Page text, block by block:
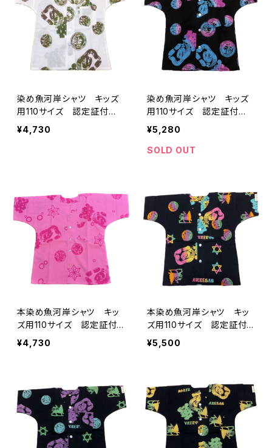
ちシャツ 焼津 浜通り
染め魚河岸シャツ キッズ
用110サイズ 認定証付
き 木綿晒 獅子柄 白×
迷彩カモ 子供用 日本
¥4,730
染め魚河岸シャツ キッズ
用110サイズ 認定証付
き 木綿晒 獅子柄 黒×
ピンク水色グラデーション
子供用 日本製 注染そ
り 港町
¥5,280
SOLD OUT
本染め魚河岸シャツ キッ
ズ用110サイズ 認定証付
き 木綿晒 涼麻柄 ピン
ク×チェリーピンク 子供
の仕立てシャツ てぬぐい
シャツ 濱いちシャツ 焼
津 浜通り 港町
¥4,730
本染め魚河岸シャツ キッ
ズ用110サイズ 認定証付
き 木綿晒 籠目紋＆獅子
柄 黒×虹色グラデーショ
星 浴衣生地 職人の仕立
てシャツ てぬぐいシャツ
濱いちシャツ 焼津 浜通
り 港町
¥5,500